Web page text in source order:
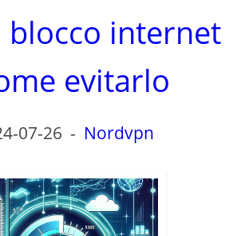
blocco internet
evitarlo
07-26 - Nordvpn